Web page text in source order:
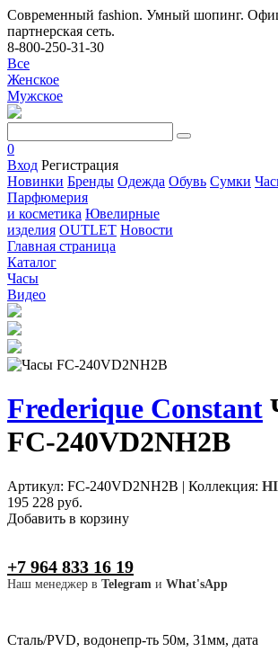
Современный fashion. Умный шопинг.
партнерская сеть.
8-800-250-31-30
Все
Женское
Мужское
0
Вход Регистрация
Новинки Бренды Одежда Обувь Сумки
Парфюмерия
и косметика Ювелирные
изделия OUTLET Новости
Главная страница
Каталог
Часы
Видео
Frederique Constant
FC-240VD2NH2B
Артикул: FC-240VD2NH2B | Коллекция:
195 228 руб.
Добавить в корзину
+7 964 833 16 19
Наш менеджер в Telegram и What'sApp
Сталь/PVD, водонепр-ть 50м, 31мм, дата